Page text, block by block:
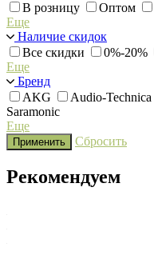
В розницу
Оптом
Еще
Наличие скидок
Все скидки
0%-20%
Еще
Бренд
AKG
Audio-Technica
Saramonic
Еще
Применить Сбросить
Рекомендуем